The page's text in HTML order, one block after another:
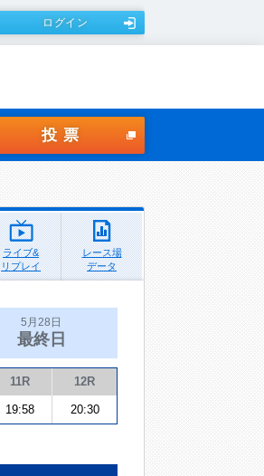
ログイン
投票
ライブ&
リプレイ
レース場
データ
5月28日
最終日
11R 12R
19:58 20:30